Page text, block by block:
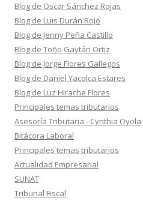
Blog de Oscar Sánchez Rojas
Blog de Luis Durán Rojo
Blog de Jenny Peña Castillo
Blog de Toño Gaytán Ortiz
Blog de Jorge Flores Gallegos
Blog de Daniel Yacolca Estares
Blog de Luz Hirache Flores
Principales temas tributarios
Asesoría Tributaria - Cynthia Oyola
Bitácora Laboral
Principales temas tributarios
Actualidad Empresarial
SUNAT
Tribunal Fiscal